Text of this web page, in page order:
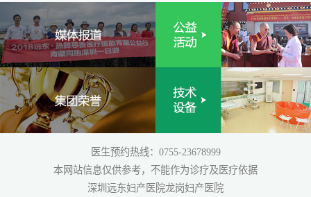
医生预约热线：0755-23678999
本网站信息仅供参考，不能作为诊疗及医疗依据
深圳远东妇产医院龙岗妇产医院